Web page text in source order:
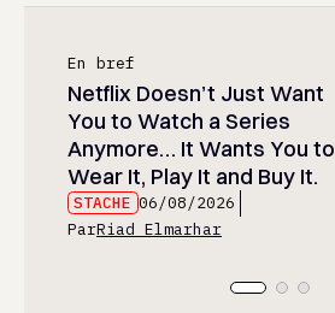
En bref
Netflix Doesn’t Just Want
You to Watch a Series
Anymore… It Wants You to
Wear It, Play It and Buy It.
STACHE 06/08/2026
ParRiad Elmarhar